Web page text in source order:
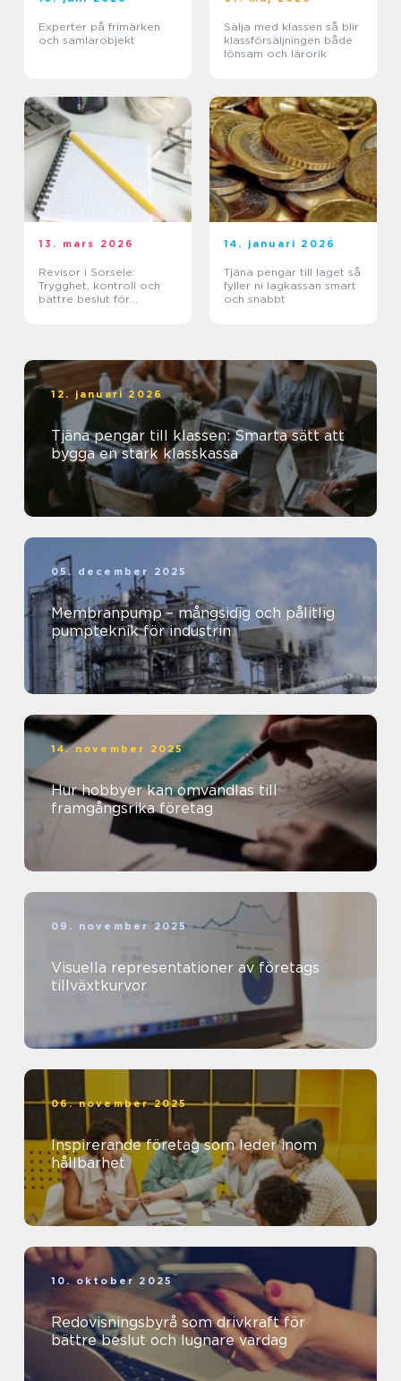
Experter på frimärken
och samlarobjekt
Sälja med klassen så blir
klassförsäljningen både
lönsam och lärorik
13. mars 2026
Revisor i Sorsele:
Trygghet, kontroll och
bättre beslut för
14. januari 2026
Tjäna pengar till laget så
fyller ni lagkassan smart
och snabbt
12. januari 2026
Tjäna pengar till klassen: Smarta sätt att
bygga en stark klasskassa
05. december 2025
Membranpump – mångsidig och pålitlig
pumpteknik för industrin
14. november 2025
Hur hobbyer kan omvandlas till
framgångsrika företag
09. november 2025
Visuella representationer av företags
tillväxtkurvor
06. november 2025
Inspirerande företag som leder inom
hållbarhet
10. oktober 2025
Redovisningsbyrå som drivkraft för
bättre beslut och lugnare vardag